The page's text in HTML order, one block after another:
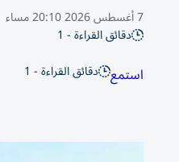
7 أغسطس 2026 20:10 مساء
دقائق القراءة - 1
استمع دقائق القراءة - 1